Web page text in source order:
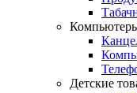
Детские